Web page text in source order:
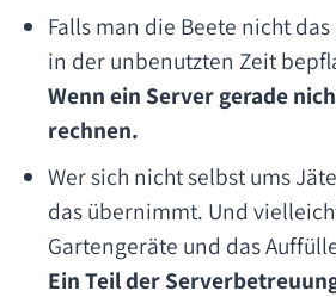
Falls man die Beete nicht
in der unbenutzten Zeit
Wenn ein Server gerade
rechnen.
Wer sich nicht selbst ums
das übernimmt. Und
Gartengeräte und das
Ein Teil der